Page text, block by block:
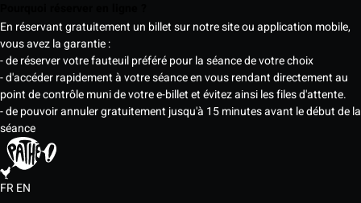
En réservant gratuitement un billet sur notre site ou application mobile,
vous avez la garantie :
- de réserver votre fauteuil préféré pour la séance de votre choix
- d'accéder rapidement à votre séance en vous rendant directement au
point de contrôle muni de votre e-billet et évitez ainsi les files d'attente.
- de pouvoir annuler gratuitement jusqu'à 15 minutes avant le début de la
séance
FREN